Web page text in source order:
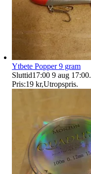
Ytbete Popper 9 gram
Sluttid17:00 9 aug 17:00.
Pris:19 kr,Utropspris.